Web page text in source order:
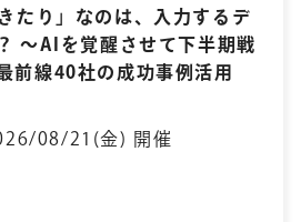
たり」なのは、入力するデ
〜AIを覚醒させて下半期戦
前線40社の成功事例活用
08/21(金) 開催